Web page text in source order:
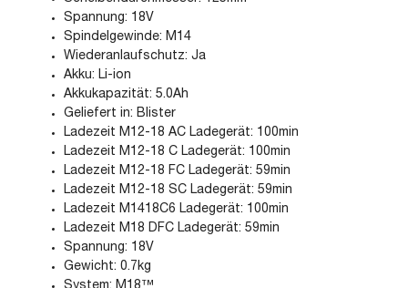
Spannung: 18V
Spindelgewinde: M14
Wiederanlaufschutz: Ja
Akku: Li-ion
Akkukapazität: 5.0Ah
Geliefert in: Blister
Ladezeit M12-18 AC Ladegerät: 100min
Ladezeit M12-18 C Ladegerät: 100min
Ladezeit M12-18 FC Ladegerät: 59min
Ladezeit M12-18 SC Ladegerät: 59min
Ladezeit M1418C6 Ladegerät: 100min
Ladezeit M18 DFC Ladegerät: 59min
Spannung: 18V
Gewicht: 0.7kg